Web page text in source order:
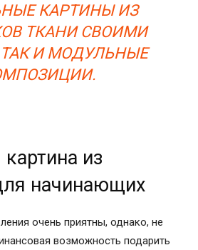
КАРТИНЫ ИЗ
ТКАНИ СВОИМИ
И МОДУЛЬНЫЕ
из
начинающих
очень приятны, однако, не
возможность подарить